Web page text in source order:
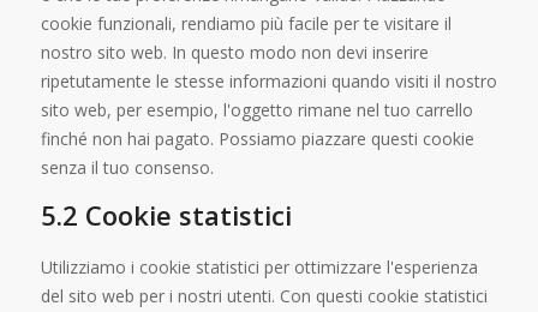
cookie funzionali, rendiamo più facile per te visitare il
nostro sito web. In questo modo non devi inserire
ripetutamente le stesse informazioni quando visiti il nostro
sito web, per esempio, l'oggetto rimane nel tuo carrello
finché non hai pagato. Possiamo piazzare questi cookie
senza il tuo consenso.
5.2 Cookie statistici
Utilizziamo i cookie statistici per ottimizzare l'esperienza
del sito web per i nostri utenti. Con questi cookie statistici